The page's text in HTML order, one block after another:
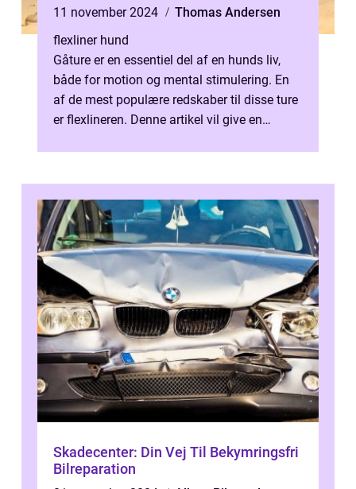
11 november 2024
Thomas Andersen
flexliner hund
Gåture er en essentiel del af en hunds liv,
både for motion og mental stimulering. En
af de mest populære redskaber til disse ture
er flexlineren. Denne artikel vil give en
Skadecenter: Din Vej Til Bekymringsfri
Bilreparation